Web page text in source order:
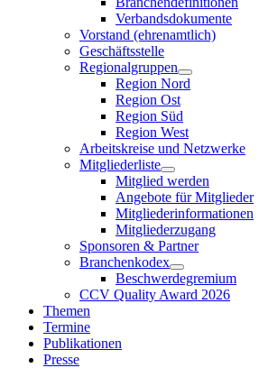
Verbandsdokumente
Vorstand (ehrenamtlich)
Geschäftsstelle
Regionalgruppen
Region Nord
Region Ost
Region Süd
Region West
Arbeitskreise und Netzwerke
Mitgliederliste
Mitglied werden
Angebote für Mitglieder
Mitgliederinformationen
Mitgliederzugang
Sponsoren & Partner
Branchenkodex
Beschwerdegremium
CCV Quality Award 2026
Themen
Termine
Publikationen
Presse